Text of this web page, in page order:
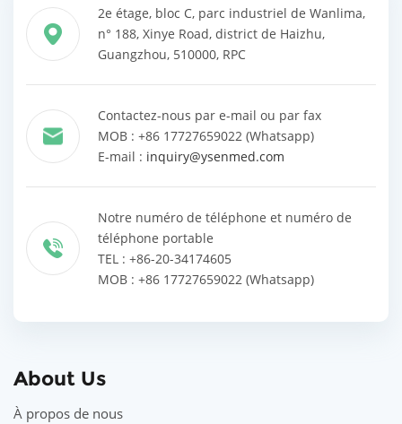
2e étage, bloc C, parc industriel de Wanlima,
n° 188, Xinye Road, district de Haizhu,
Guangzhou, 510000, RPC
Contactez-nous par e-mail ou par fax
MOB : +86 17727659022 (Whatsapp)
E-mail : inquiry@ysenmed.com
Notre numéro de téléphone et numéro de
téléphone portable
TEL : +86-20-34174605
MOB : +86 17727659022 (Whatsapp)
About Us
À propos de nous